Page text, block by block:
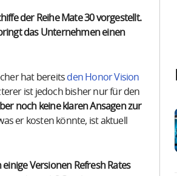
der Reihe Mate 30 vorgestellt.
das Unternehmen einen
hat bereits den Honor Vision
ist jedoch bisher nur für den
noch keine klaren Ansagen zur
er kosten könnte, ist aktuell
Versionen Refresh Rates